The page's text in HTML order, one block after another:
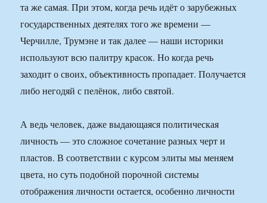
та же самая. При этом, когда речь идёт о зарубежных
государственных деятелях того же времени —
Черчилле, Трумэне и так далее — наши историки
используют всю палитру красок. Но когда речь
заходит о своих, объективность пропадает. Получается
либо негодяй с пелёнок, либо святой.
А ведь человек, даже выдающаяся политическая
личность — это сложное сочетание разных черт и
пластов. В соответствии с курсом элиты мы меняем
цвета, но суть подобной порочной системы
отображения личности остается, особенно личности